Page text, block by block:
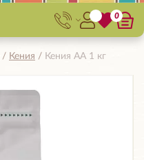
0
Кения Кения АА 1 кг